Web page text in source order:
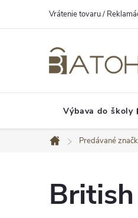
Vrátenie tovaru /
Výbava do školy
Domov
Predávané